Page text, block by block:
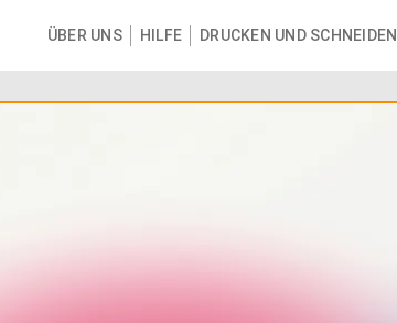
ÜBER UNS HILFE DRUCKEN UND SCHNEIDEN